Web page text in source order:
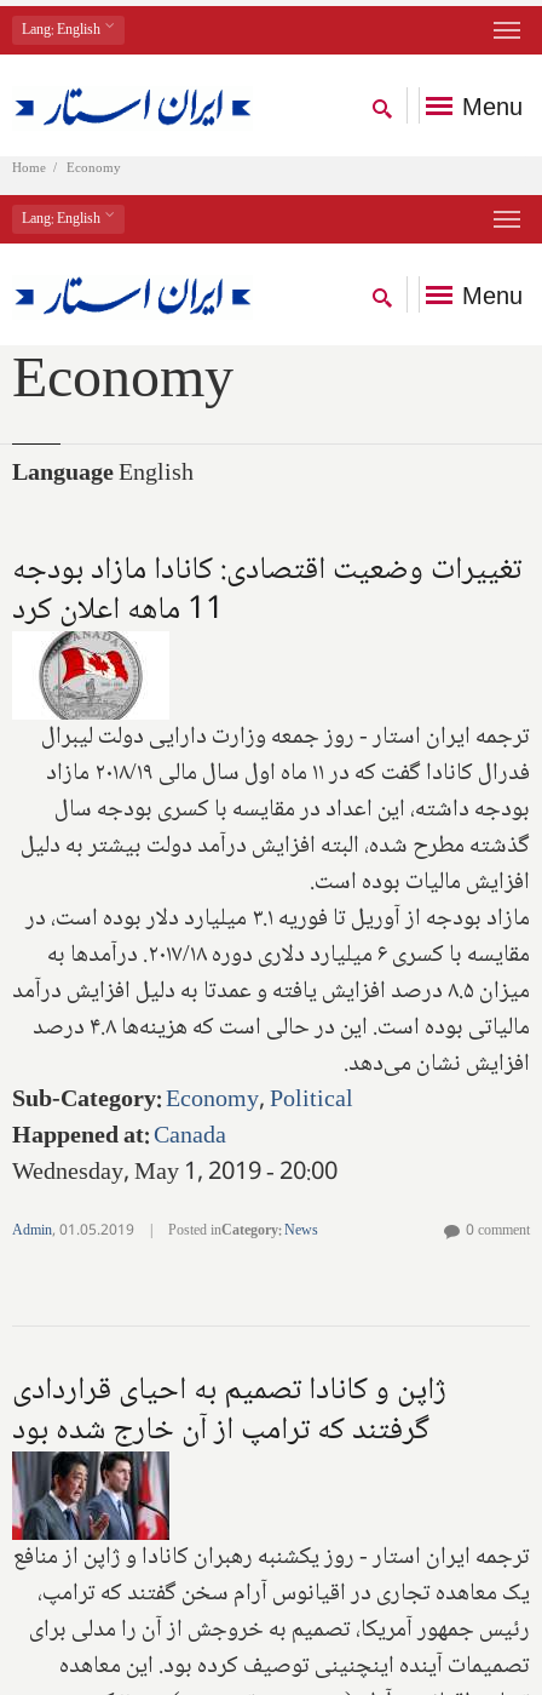
Lang: English
Menu
Home Economy
Lang: English
Menu
Economy
LanguageEnglish
تغییرات وضعیت اقتصادی: کانادا مازاد بودجه
11 ماهه اعلان کرد
ترجمه ایران استار - روز جمعه وزارت دارایی دولت لیبرال
فدرال کانادا گفت که در ۱۱ ماه اول سال مالی ۲۰۱۸/۱۹ مازاد
بودجه داشته، این اعداد در مقایسه با کسری بودجه سال
گذشته مطرح شده، البته افزایش درآمد دولت بیشتر به دلیل
افزایش مالیات بوده است.
مازاد بودجه از آوریل تا فوریه ۳.۱ میلیارد دلار بوده است، در
مقایسه با کسری ۶ میلیارد دلاری دوره ۲۰۱۷/۱۸. درآمد‌ها به
میزان ۸.۵ درصد افزایش یافته و عمدتا به دلیل افزایش درآمد
مالیاتی بوده است. این در حالی است که هزینه‌ها ۴.۸ درصد
افزایش نشان می‌دهد.
Sub-Category:Economy,Political
Happened at:Canada
Wednesday, May 1, 2019 - 20:00
Admin,01.05.2019 | Posted inCategory:News 0 comment
ژاپن و کانادا تصمیم به احیای قراردادی
گرفتند که ترامپ از آن خارج شده بود
ترجمه ایران استار -‌ روز یکشنبه رهبران کانادا و ژاپن از منافع
یک معاهده تجاری در اقیانوس آرام سخن گفتند که ترامپ،
رئیس جمهور آمریکا، تصمیم به خروجش از آن را مدلی برای
تصمیمات آینده اینچنینی توصیف کرده بود. این معاهده